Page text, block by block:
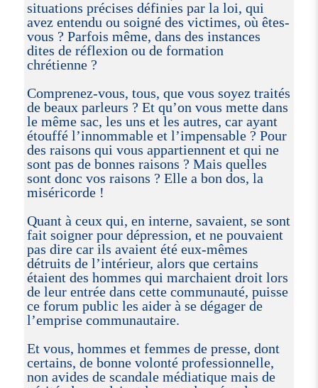
situations précises définies par la loi, qui
avez entendu ou soigné des victimes, où êtes-
vous ? Parfois même, dans des instances
dites de réflexion ou de formation
chrétienne ?
Comprenez-vous, tous, que vous soyez traités
de beaux parleurs ? Et qu’on vous mette dans
le même sac, les uns et les autres, car ayant
étouffé l’innommable et l’impensable ? Pour
des raisons qui vous appartiennent et qui ne
sont pas de bonnes raisons ? Mais quelles
sont donc vos raisons ? Elle a bon dos, la
miséricorde !
Quant à ceux qui, en interne, savaient, se sont
fait soigner pour dépression, et ne pouvaient
pas dire car ils avaient été eux-mêmes
détruits de l’intérieur, alors que certains
étaient des hommes qui marchaient droit lors
de leur entrée dans cette communauté, puisse
ce forum public les aider à se dégager de
l’emprise communautaire.
Et vous, hommes et femmes de presse, dont
certains, de bonne volonté professionnelle,
non avides de scandale médiatique mais de